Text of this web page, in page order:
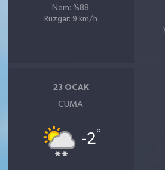
Nem: %88
Rüzgar: 9 km/h
23 OCAK
CUMA
-2°